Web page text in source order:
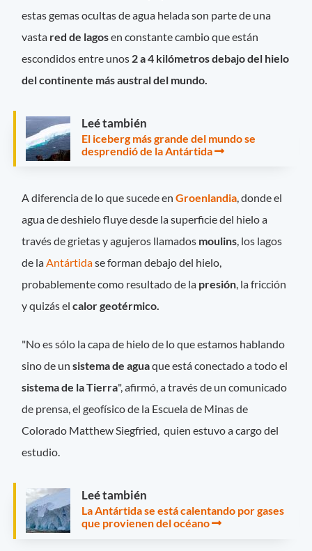
estas gemas ocultas de agua helada son parte de una
vasta red de lagosen constante cambio que están
escondidos entre unos 2 a 4 kilómetros debajo del hielo
del continente más austral del mundo.
Leé también
El iceberg más grande del mundo se
desprendió de la Antártida
A diferencia de lo que sucede enGroenlandia, donde el
agua de deshielo fluye desde la superficie del hielo a
través de grietas y agujeros llamados moulins, los lagos
de laAntártidase forman debajo del hielo,
probablemente como resultado de la presión, la fricción
y quizás elcalor geotérmico.
"No es sólo la capa de hielo de lo que estamos hablando
sino de unsistema de aguaque está conectado a todo el
sistema de la Tierra", afirmó, a través de un comunicado
de prensa, el geofísico de la Escuela de Minas de
Colorado Matthew Siegfried, quien estuvo a cargo del
estudio.
Leé también
La Antártida se está calentando por gases
que provienen del océano